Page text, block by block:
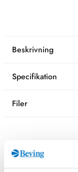
Beskrivning
Specifikation
Filer
Kontaktperson